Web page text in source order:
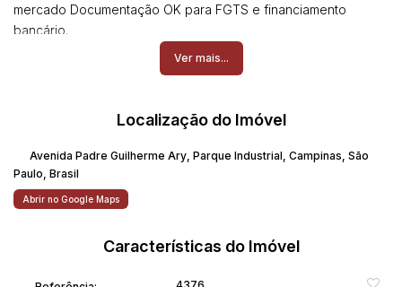
mercado Documentação OK para FGTS e financiamento
bancário.
Maiores informações (19) 981274288 Rodrigo
Ver mais...
Localização do Imóvel
Avenida Padre Guilherme Ary Parque Industrial Campinas São
Paulo Brasil
Abrir no Google Maps
Características do Imóvel
4376